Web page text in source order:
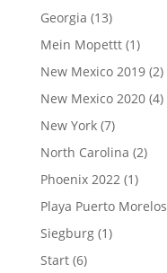
Georgia (13)
Mein Mopettt(1)
New Mexico 2019(2)
New Mexico 2020(4)
New York(7)
North Carolina (2)
Phoenix 2022(1)
Playa Puerto Morelos
Siegburg(1)
Start(6)